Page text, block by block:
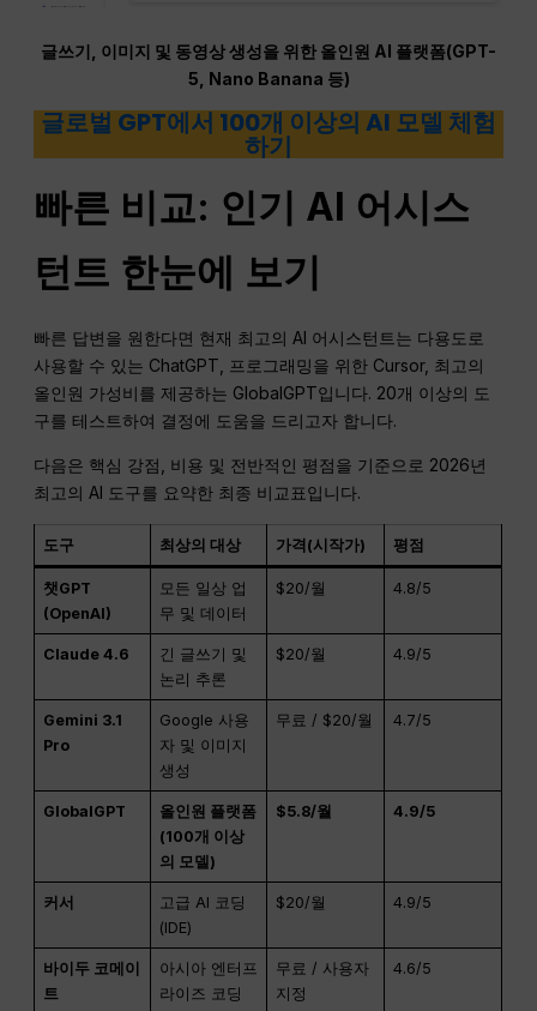
글쓰기, 이미지 및 동영상 생성을 위한 올인원 AI 플랫폼(GPT-
5, Nano Banana 등)
글로벌 GPT에서 100개 이상의 AI 모델 체험
하기
빠른 비교: 인기 AI 어시스
턴트 한눈에 보기
빠른 답변을 원한다면 현재 최고의 AI 어시스턴트는 다용도로
사용할 수 있는 ChatGPT, 프로그래밍을 위한 Cursor, 최고의
올인원 가성비를 제공하는 GlobalGPT입니다. 20개 이상의 도
구를 테스트하여 결정에 도움을 드리고자 합니다.
다음은 핵심 강점, 비용 및 전반적인 평점을 기준으로 2026년
최고의 AI 도구를 요약한 최종 비교표입니다.
도구 최상의 대상 가격(시작가) 평점
챗GPT
(OpenAI)
모든 일상 업
무 및 데이터
$20/월 4.8/5
Claude 4.6
긴 글쓰기 및
논리 추론
$20/월 4.9/5
Gemini 3.1
Pro
Google 사용
자 및 이미지
생성
무료 / $20/월 4.7/5
GlobalGPT
올인원 플랫폼
(100개 이상
의 모델)
$5.8/월 4.9/5
커서
고급 AI 코딩
(IDE)
$20/월 4.9/5
바이두 코메이
트
아시아 엔터프
라이즈 코딩
무료 / 사용자
지정
4.6/5